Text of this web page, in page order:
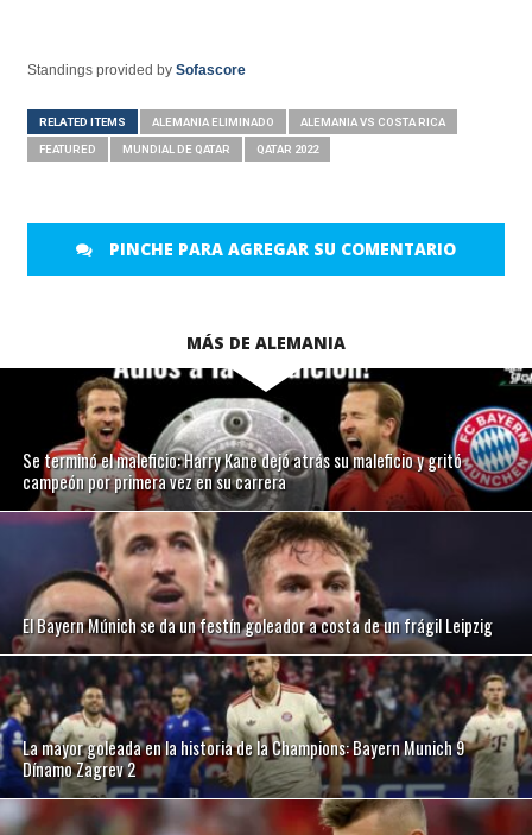
Standings provided by Sofascore
RELATED ITEMS ALEMANIA ELIMINADO ALEMANIA VS COSTA RICA
FEATURED MUNDIAL DE QATAR QATAR 2022
PINCHE PARA AGREGAR SU COMENTARIO
MÁS DE ALEMANIA
Se terminó el maleficio: Harry Kane dejó atrás su maleficio y gritó
campeón por primera vez en su carrera
El Bayern Múnich se da un festín goleador a costa de un frágil Leipzig
La mayor goleada en la historia de la Champions: Bayern Munich 9
Dínamo Zagrev 2